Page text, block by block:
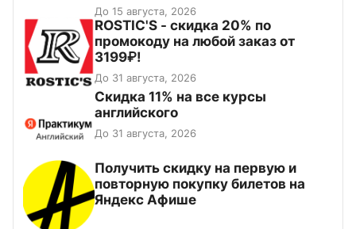
До 15 августа, 2026
ROSTIC'S - скидка 20% по
промокоду на любой заказ от
3199₽!
До 31 августа, 2026
Скидка 11% на все курсы
английского
До 31 августа, 2026
Получить скидку на первую и
повторную покупку билетов на
Яндекс Афише